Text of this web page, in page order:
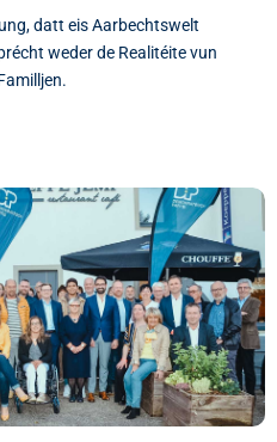
datt eis Aarbechtswelt
weder de Realitéite vun